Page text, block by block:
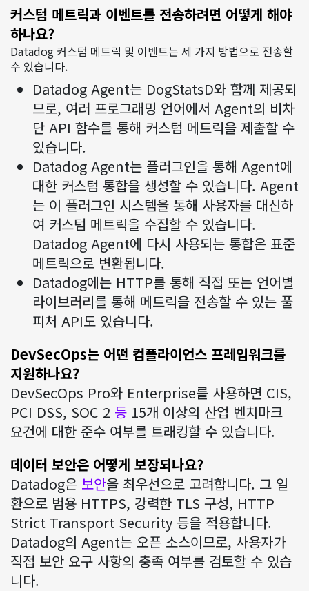
커스텀 메트릭과 이벤트를 전송하려면 어떻게 해야
하나요?
Datadog 커스텀 메트릭 및 이벤트는 세 가지 방법으로 전송할
수 있습니다.
Datadog Agent는 DogStatsD와 함께 제공되
므로, 여러 프로그래밍 언어에서 Agent의 비차
단 API 함수를 통해 커스텀 메트릭을 제출할 수
있습니다.
Datadog Agent는 플러그인을 통해 Agent에
대한 커스텀 통합을 생성할 수 있습니다. Agent
는 이 플러그인 시스템을 통해 사용자를 대신하
여 커스텀 메트릭을 수집할 수 있습니다.
Datadog Agent에 다시 사용되는 통합은 표준
메트릭으로 변환됩니다.
Datadog에는 HTTP를 통해 직접 또는 언어별
라이브러리를 통해 메트릭을 전송할 수 있는 풀
피처 API도 있습니다.
DevSecOps는 어떤 컴플라이언스 프레임워크를
지원하나요?
DevSecOps Pro와 Enterprise를 사용하면 CIS,
PCI DSS, SOC 2 등 15개 이상의 산업 벤치마크
요건에 대한 준수 여부를 트래킹할 수 있습니다.
데이터 보안은 어떻게 보장되나요?
Datadog은 보안을 최우선으로 고려합니다. 그 일
환으로 범용 HTTPS, 강력한 TLS 구성, HTTP
Strict Transport Security 등을 적용합니다.
Datadog의 Agent는 오픈 소스이므로, 사용자가
직접 보안 요구 사항의 충족 여부를 검토할 수 있습
니다.